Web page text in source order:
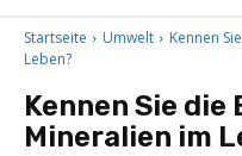
Startseite Umwelt
Kennen
Leben?
Kennen Sie
Mineralien im